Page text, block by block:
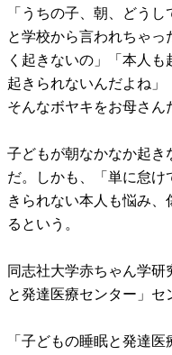
「うちの子、朝、どう
と学校から言われちゃ
く起きないの」「本人
起きられないんだよね」
そんなボヤキをお母さん
子どもが朝なかなか起き
だ。しかも、「単に怠け
きられない本人も悩み
るという。
同志社大学赤ちゃん学
と発達医療センター」セ
「子どもの睡眠と発達